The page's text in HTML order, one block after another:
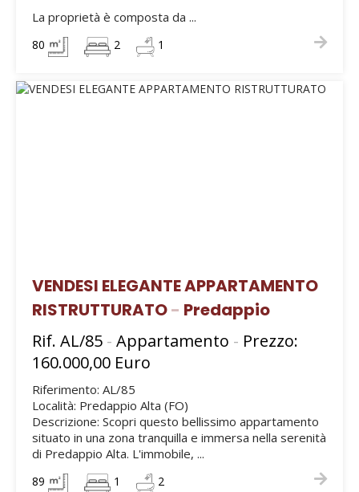
La proprietà è composta da ...
80 2 1
VENDESI ELEGANTE APPARTAMENTO
RISTRUTTURATO- Predappio
Rif. AL/85 - Appartamento - Prezzo:
160.000,00 Euro
Riferimento: AL/85
Località: Predappio Alta (FO)
Descrizione: Scopri questo bellissimo appartamento
situato in una zona tranquilla e immersa nella serenità
di Predappio Alta. L'immobile, ...
89 1 2